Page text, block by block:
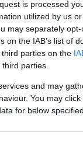
is processed
utilized by us
may separately
the IAB’s list of
parties on the
parties.
and may
You may
for below
dell’
isola –
dei
sua
che